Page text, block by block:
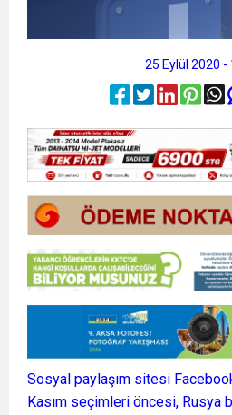
25 Eylül 2020 -
Sosyal paylaşım sitesi
Kasım seçimleri öncesi, Rusya